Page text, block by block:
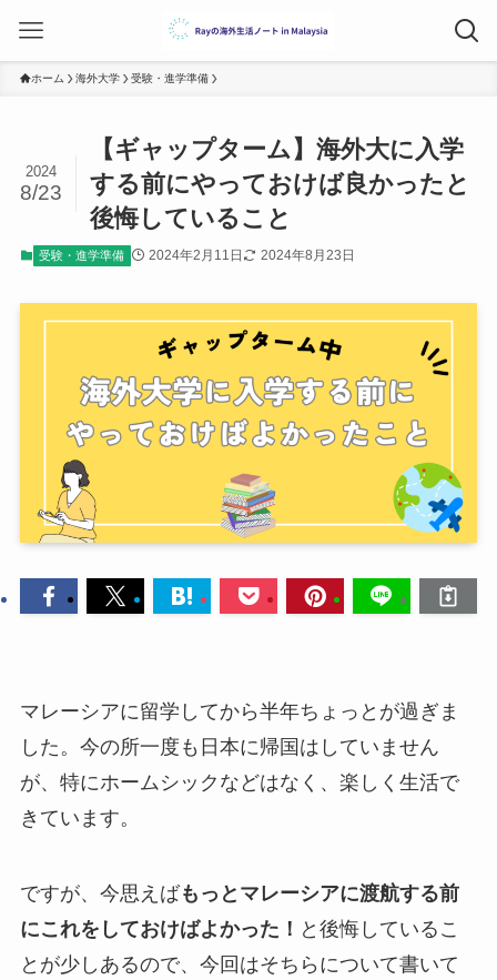
ホーム 海外大学 受験・進学準備
【ギャップターム】海外大に入学
する前にやっておけば良かったと
後悔していること
2024
8/23
受験・進学準備 2024年2月11日 2024年8月23日
マレーシアに留学してから半年ちょっとが過ぎま
した。今の所一度も日本に帰国はしていません
が、特にホームシックなどはなく、楽しく生活で
きています。
ですが、今思えばもっとマレーシアに渡航する前
にこれをしておけばよかった！ と後悔しているこ
とが少しあるので、今回はそちらについて書いて